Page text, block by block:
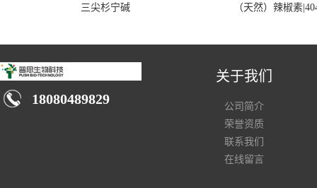
三尖杉宁碱 （天然）辣椒素
18080489829
关于我们
公司简介
荣誉资质
联系我们
在线留言